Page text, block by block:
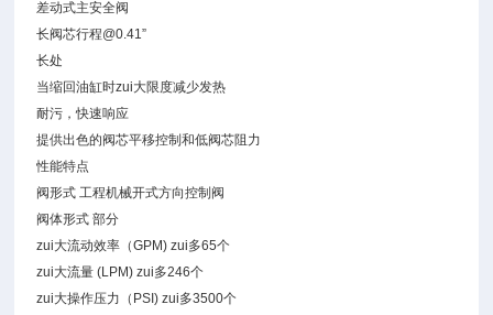
差动式主安全阀
长阀芯行程@0.41”
长处
当缩回油缸时zui大限度减少发热
耐污，快速响应
提供出色的阀芯平移控制和低阀芯阻力
性能特点
阀形式 工程机械开式方向控制阀
阀体形式 部分
zui大流动效率（GPM) zui多65个
zui大流量 (LPM) zui多246个
zui大操作压力（PSI) zui多3500个